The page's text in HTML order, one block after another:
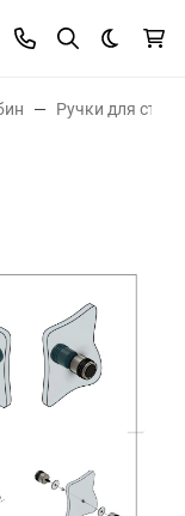
Темная
Ручки для